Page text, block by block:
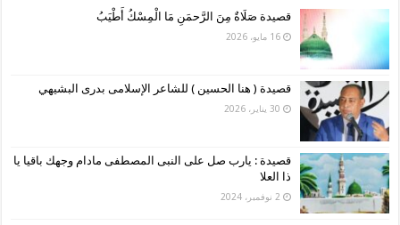
قصيدة صَلَاةٌ مِنَ الرَّحمَنِ مَا الْمِسْكُ أَطْيَبُ
16 مايو، 2026
قصيدة ( هنا الحسين ) للشاعر الإسلامى بدرى البشيهي
30 يناير، 2026
قصيدة : يارب صل على النبى المصطفى مادام وجهك باقيا يا
ذا العلا
2 نوفمبر، 2024